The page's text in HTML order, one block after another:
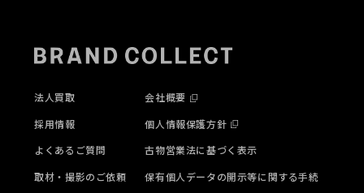
法人買取
採用情報
よくあるご質問
取材・撮影のご依頼
会社概要
個人情報保護方針
古物営業法に基づく表示
保有個人データの開示等に関する手続